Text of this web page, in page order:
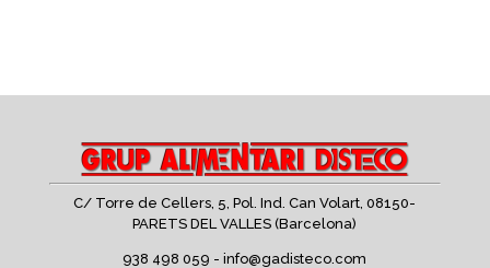
C/ Torre de Cellers, 5, Pol. Ind. Can Volart,08150-
PARETS DEL VALLES (Barcelona)
938 498 059 -info@gadisteco.com